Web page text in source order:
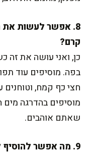
8. אפשר לעשות את
קרם?
כן, ואני עושה את זה
חצי כף קמח,
שאתם אוהבים.
9. מה אפשר להוסיף למי שאוהב חריפות?